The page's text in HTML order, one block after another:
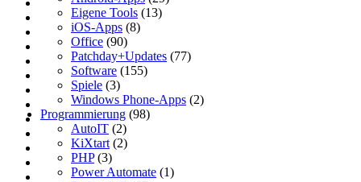
Eigene Tools (13)
iOS-Apps (8)
Office (90)
Patchday+Updates (77)
Software (155)
Spiele (3)
Windows Phone-Apps (2)
Programmierung (98)
AutoIT (2)
KiXtart (2)
PHP(3)
Power Automate (1)